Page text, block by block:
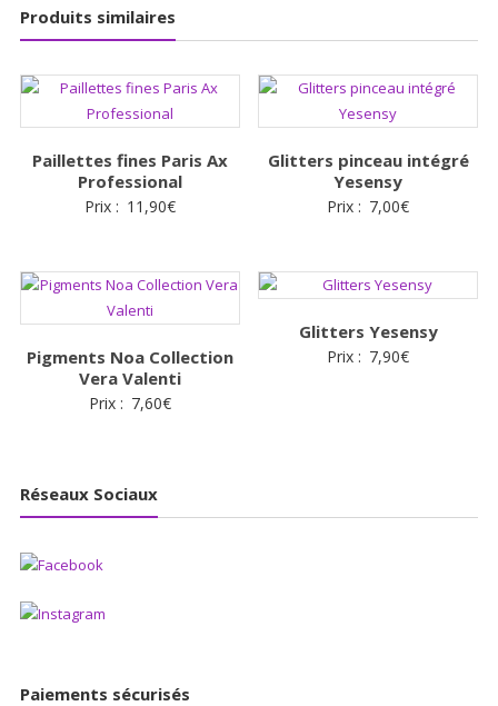
Produits similaires
Paillettes fines Paris Ax
Professional
Prix : 11,90€
Glitters pinceau intégré
Yesensy
Prix : 7,00€
Pigments Noa Collection
Vera Valenti
Prix : 7,60€
Glitters Yesensy
Prix : 7,90€
Réseaux Sociaux
Paiements sécurisés